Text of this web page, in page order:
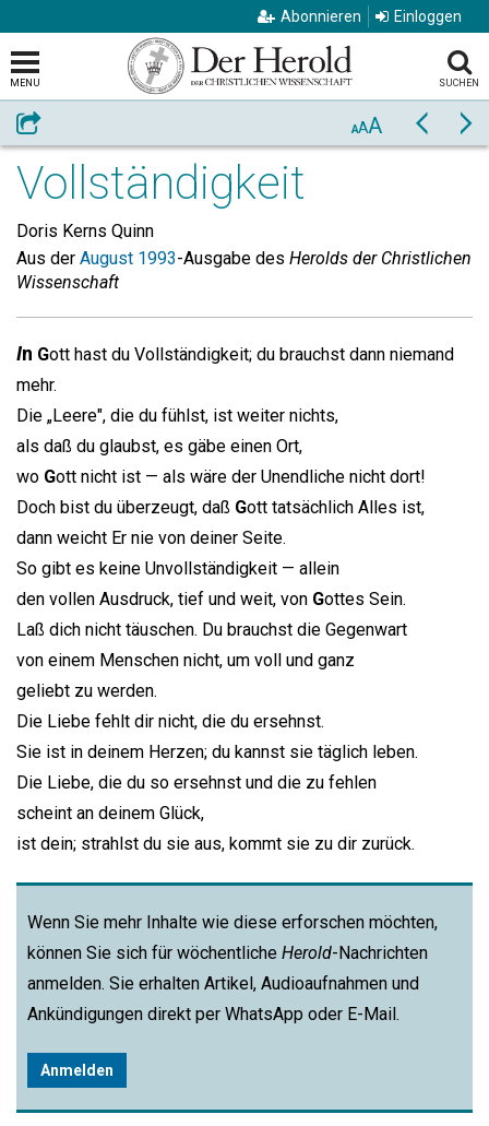
Abonnieren Einloggen
MENU SUCHEN
Weiterempfehlen AAA Zurück
Vollständigkeit
Doris Kerns Quinn
Aus der August 1993-Ausgabe des Herolds der Christlichen
Wissenschaft
In Gott hast du Vollständigkeit; du brauchst dann niemand
mehr.
Die „Leere", die du fühlst, ist weiter nichts,
als daß du glaubst, es gäbe einen Ort,
wo Gott nicht ist — als wäre der Unendliche nicht dort!
Doch bist du überzeugt, daß Gott tatsächlich Alles ist,
dann weicht Er nie von deiner Seite.
So gibt es keine Unvollständigkeit — allein
den vollen Ausdruck, tief und weit, von Gottes Sein.
Laß dich nicht täuschen. Du brauchst die Gegenwart
von einem Menschen nicht, um voll und ganz
geliebt zu werden.
Die Liebe fehlt dir nicht, die du ersehnst.
Sie ist in deinem Herzen; du kannst sie täglich leben.
Die Liebe, die du so ersehnst und die zu fehlen
scheint an deinem Glück,
ist dein; strahlst du sie aus, kommt sie zu dir zurück.
Wenn Sie mehr Inhalte wie diese erforschen möchten,
können Sie sich für wöchentliche Herold-Nachrichten
anmelden. Sie erhalten Artikel, Audioaufnahmen und
Ankündigungen direkt per WhatsApp oder E-Mail.
Anmelden